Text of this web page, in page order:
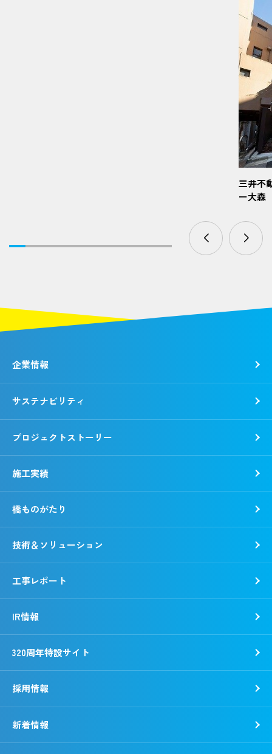
三井不
ー大森
企業情報
各種方針
動画で知る錢高組
事業所一覧
野村胡堂・あらえびす記念館
サステナビリティ
CSR報告書
社会
プロジェクトストーリー
施工実績
橋ものがたり
技術＆ソリューション
工事レポート
IR情報
320周年特設サイト
採用情報
新着情報